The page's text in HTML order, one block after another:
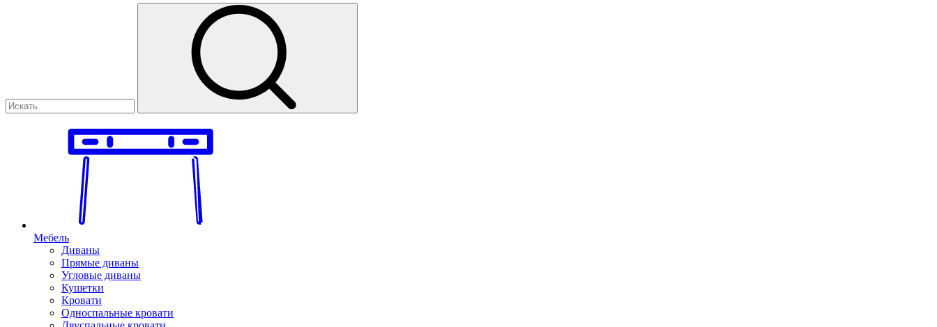
Мебель
Диваны
Прямые диваны
Угловые диваны
Кушетки
Кровати
Односпальные кровати